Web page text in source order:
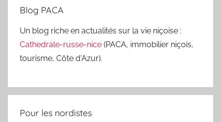
Blog PACA
Un blog riche en actualités sur la vie niçoise :
Cathedrale-russe-nice (PACA, immobilier niçois,
tourisme, Côte d'Azur).
Pour les nordistes